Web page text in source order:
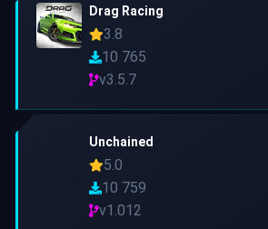
Drag Racing
3.8
10 765
v3.5.7
Unchained
5.0
10 759
v1.012